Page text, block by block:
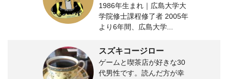
1986年生まれ｜広島大学大
学院修士課程修了者 2005年
より6年間、広島大学...
スズキコージロー
ゲームと喫茶店が好きな30
代男性です。読んだ方が幸